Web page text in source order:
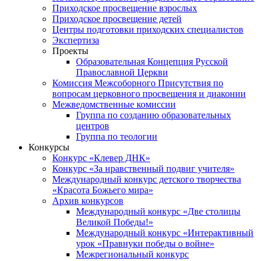
Приходское просвещение взрослых
Приходское просвещение детей
Центры подготовки приходских специалистов
Экспертиза
Проекты
Образовательная Концепция Русской
Православной Церкви
Комиссия Межсоборного Присутствия по
вопросам церковного просвещения и диаконии
Межведомственные комиссии
Группа по созданию образовательных
центров
Группа по теологии
Конкурсы
Конкурс «Клевер ДНК»
Конкурс «За нравственный подвиг учителя»
Международный конкурс детского творчества
«Красота Божьего мира»
Архив конкурсов
Международный конкурс «Две столицы
Великой Победы!»
Международный конкурс «Интерактивный
урок «Правнуки победы о войне»
Межрегиональный конкурс